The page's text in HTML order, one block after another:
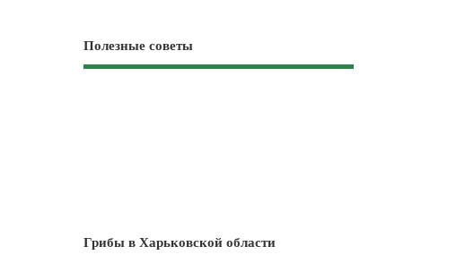
Полезные советы
Грибы в Харьковской области